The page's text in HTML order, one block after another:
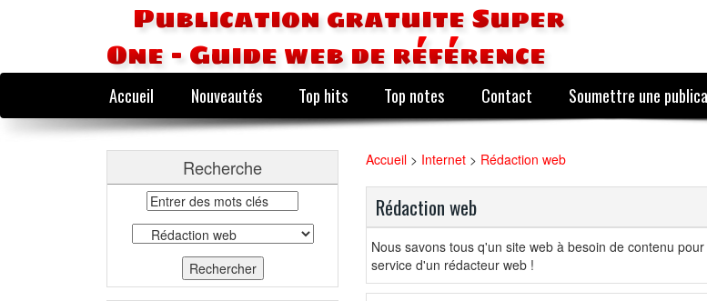
Publication gratuite Super
One - Guide web de référence
Accueil Nouveautés Top hits Top notes Contact Soumettre une
Recherche Accueil > Internet > Rédaction web
Rédaction web
Nous savons tous q'un site web à besoin de contenu
service d'un rédacteur web !